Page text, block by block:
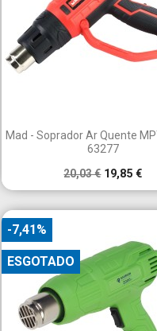
Vista rápida
Mad - Soprador Ar Quente
63277
20,03 € 19,85 €
-7,41%
ESGOTADO